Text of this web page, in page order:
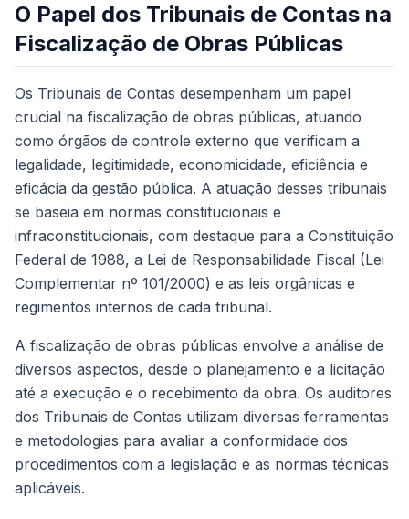
O Papel dos Tribunais de Contas na
Fiscalização de Obras Públicas
Os Tribunais de Contas desempenham um papel
crucial na fiscalização de obras públicas, atuando
como órgãos de controle externo que verificam a
legalidade, legitimidade, economicidade, eficiência e
eficácia da gestão pública. A atuação desses tribunais
se baseia em normas constitucionais e
infraconstitucionais, com destaque para a Constituição
Federal de 1988, a Lei de Responsabilidade Fiscal (Lei
Complementar nº 101/2000) e as leis orgânicas e
regimentos internos de cada tribunal.
A fiscalização de obras públicas envolve a análise de
diversos aspectos, desde o planejamento e a licitação
até a execução e o recebimento da obra. Os auditores
dos Tribunais de Contas utilizam diversas ferramentas
e metodologias para avaliar a conformidade dos
procedimentos com a legislação e as normas técnicas
aplicáveis.